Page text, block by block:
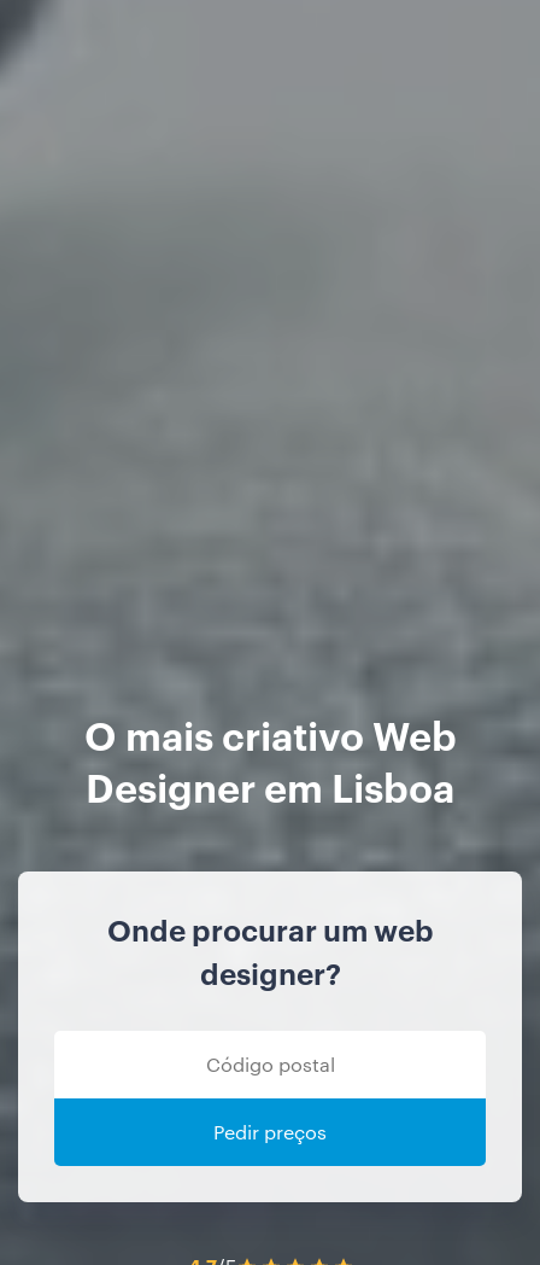
O mais criativo Web
Designer em Lisboa
Onde procurar um web
designer?
Pedir preços